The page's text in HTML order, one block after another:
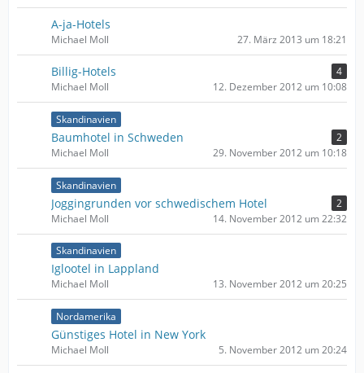
A-ja-Hotels
Michael Moll 27. März 2013 um 18:21
Billig-Hotels
4
Michael Moll
12. Dezember 2012 um 10:08
Skandinavien
Baumhotel in Schweden
2
Michael Moll
29. November 2012 um 10:18
Skandinavien
Joggingrunden vor schwedischem Hotel
2
Michael Moll
14. November 2012 um 22:32
Skandinavien
Iglootel in Lappland
Michael Moll 13. November 2012 um 20:25
Nordamerika
Günstiges Hotel in New York
Michael Moll 5. November 2012 um 20:24